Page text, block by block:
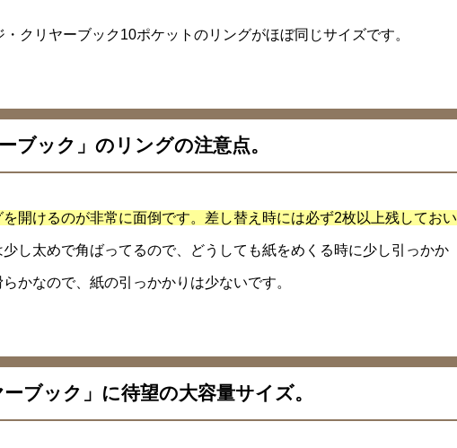
クリヤーブック10ポケットのリングがほぼ同じサイズです。
ブック」のリングの注意点。
開けるのが非常に面倒です。差し替え時には必ず2枚以上残しておい
し太めで角ばってるので、どうしても紙をめくる時に少し引っかか
かなので、紙の引っかかりは少ないです。
ブック」に待望の大容量サイズ。